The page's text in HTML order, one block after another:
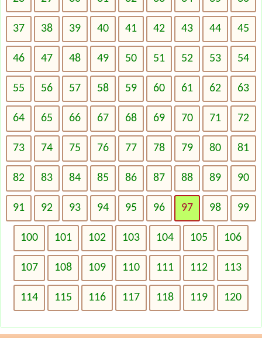
37 38 39 40 41 42 43 44 45
46 47 48 49 50 51 52 53 54
55 56 57 58 59 60 61 62 63
64 65 66 67 68 69 70 71 72
73 74 75 76 77 78 79 80 81
82 83 84 85 86 87 88 89 90
91 92 93 94 95 96 97 98 99
100 101 102 103 104 105 106
107 108 109 110 111 112 113
114 115 116 117 118 119 120